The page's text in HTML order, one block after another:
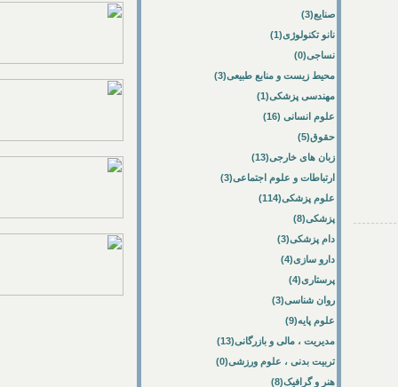
صنایع(3)
نانو تکنولوژی(1)
نساجی(0)
محیط زیست و منابع طبیعی(3)
مهندسی پزشکی(1)
علوم انسانی (16)
حقوق(5)
زبان های خارجی(13)
ارتباطات و علوم اجتماعی(3)
علوم پزشکی(114)
پزشکی(8)
دام پزشکی(3)
دارو سازی(4)
پرستاری(4)
روان شناسی(3)
علوم پایه(9)
مدیریت ، مالی و بازرگانی(13)
تربیت بدنی ، علوم ورزشی(0)
هنر و گرافیک(8)